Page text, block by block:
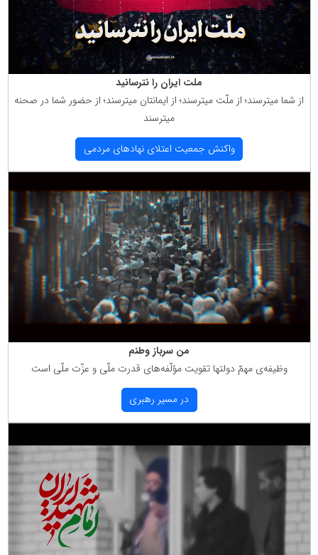
ملت ایران را نترسانید
از شما میترسند؛ از ملّت میترسند؛ از ایمانتان میترسند؛ از حضور شما در صحنه
میترسند
واكنش جمعیت اعتلای نهادهای مردمی
من سرباز وطنم
وظیفه‌ی مهمّ دولتها تقویت مؤلّفه‌های قدرت ملّی و عزّت ملّی است
در مسیر رهبری